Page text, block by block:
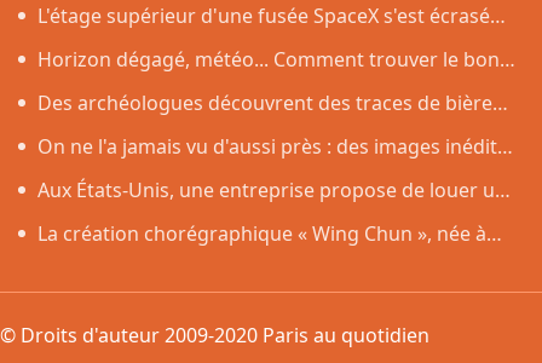
L'étage supérieur d'une fusée SpaceX s'est écrasé
sur la Lune, comme prévu par les scientifiques
Horizon dégagé, météo... Comment trouver le bon
endroit pour observer l'éclipse solaire du 12 août
Des archéologues découvrent des traces de bière
vieilles de 4 500 ans dans des poteries rituelles
On ne l'a jamais vu d'aussi près : des images inédites
de la surface du Soleil
Aux États-Unis, une entreprise propose de louer un
robot capable de nettoyer une maison
La création chorégraphique « Wing Chun », née à
© Droits d'auteur 2009-2020 Paris au quotidien